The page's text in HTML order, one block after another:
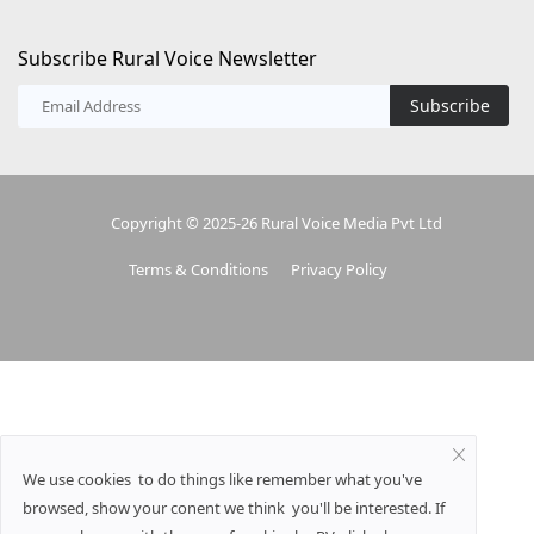
Subscribe Rural Voice Newsletter
Subscribe
Copyright © 2025-26 Rural Voice Media Pvt Ltd
Terms & Conditions Privacy Policy
We use cookies to do things like remember what you've
browsed, show your conent we think you'll be interested. If